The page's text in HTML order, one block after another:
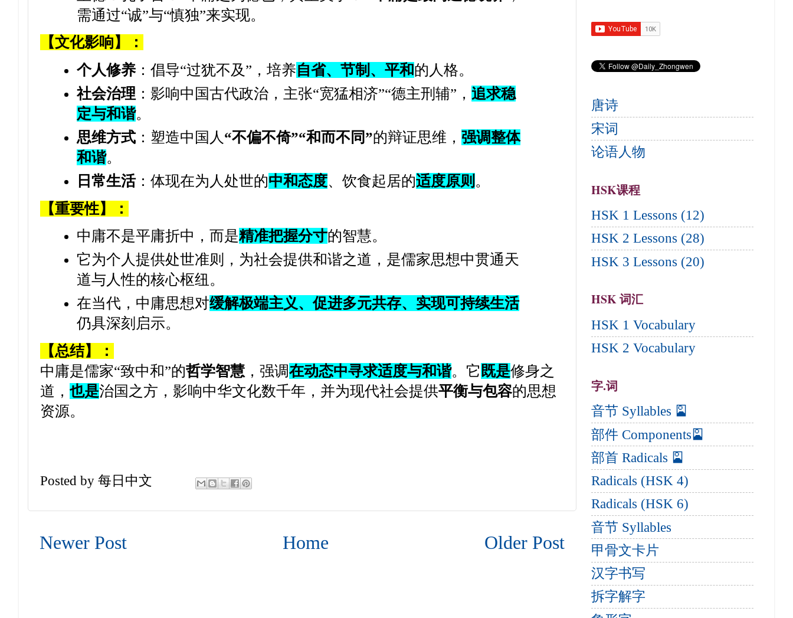
需通过“诚”与“慎独”来实现。
【文化影响】：
个人修养：倡导“过犹不及”，培养自省、节制、平和的人格。
社会治理 ：影响中国古代政治，主张“宽猛相济”“德主刑辅”， 追求稳
定与和谐。
思维方式：塑造中国人 “不偏不倚”“和而不同”的辩证思维， 强调整体
和谐。
日常生活：体现在为人处世的中和态度、饮食起居的适度原则 。
【重要性】：
中庸不是平庸折中，而是精准把握分寸的智慧。
它为个人提供处世准则，为社会提供和谐之道，是儒家思想中贯通天
道与人性的核心枢纽。
在当代，中庸思想对缓解极端主义、促进多元共存、实现可持续生活
仍具深刻启示。
【总结】：
中庸是儒家“致中和”的哲学智慧 ，强调在动态中寻求适度与和谐。它 既是修身之
道， 也是治国之方，影响中华文化数千年，并为现代社会提供平衡与包容的思想
资源。
Posted by 每日中文
Newer Post Older Post
Home
唐诗
宋词
论语人物
HSK课程
HSK 1 Lessons (12)
HSK 2 Lessons (28)
HSK 3 Lessons (20)
HSK 词汇
HSK 1 Vocabulary
HSK 2 Vocabulary
字.词
音节 Syllables 🎴
部件 Components🎴
部首 Radicals 🎴
Radicals (HSK 4)
Radicals (HSK 6)
音节 Syllables
甲骨文卡片
汉字书写
拆字解字